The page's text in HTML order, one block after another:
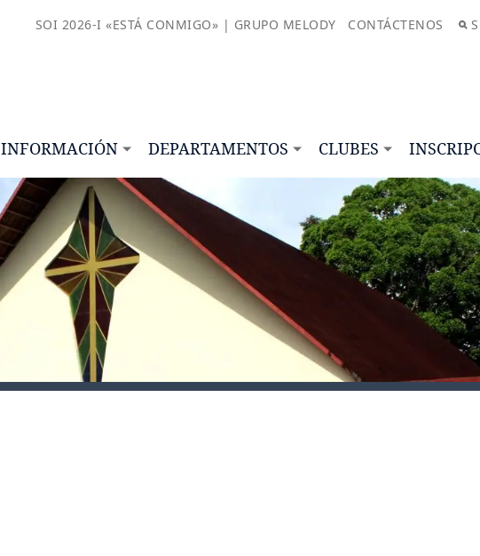
SOI 2026-I «ESTÁ CONMIGO» | GRUPO MELODY CONTÁCTENOS
INFORMACIÓN DEPARTAMENTOS CLUBES